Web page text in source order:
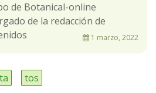
de Botanical-online
de la redacción de
1 marzo, 2022
tos